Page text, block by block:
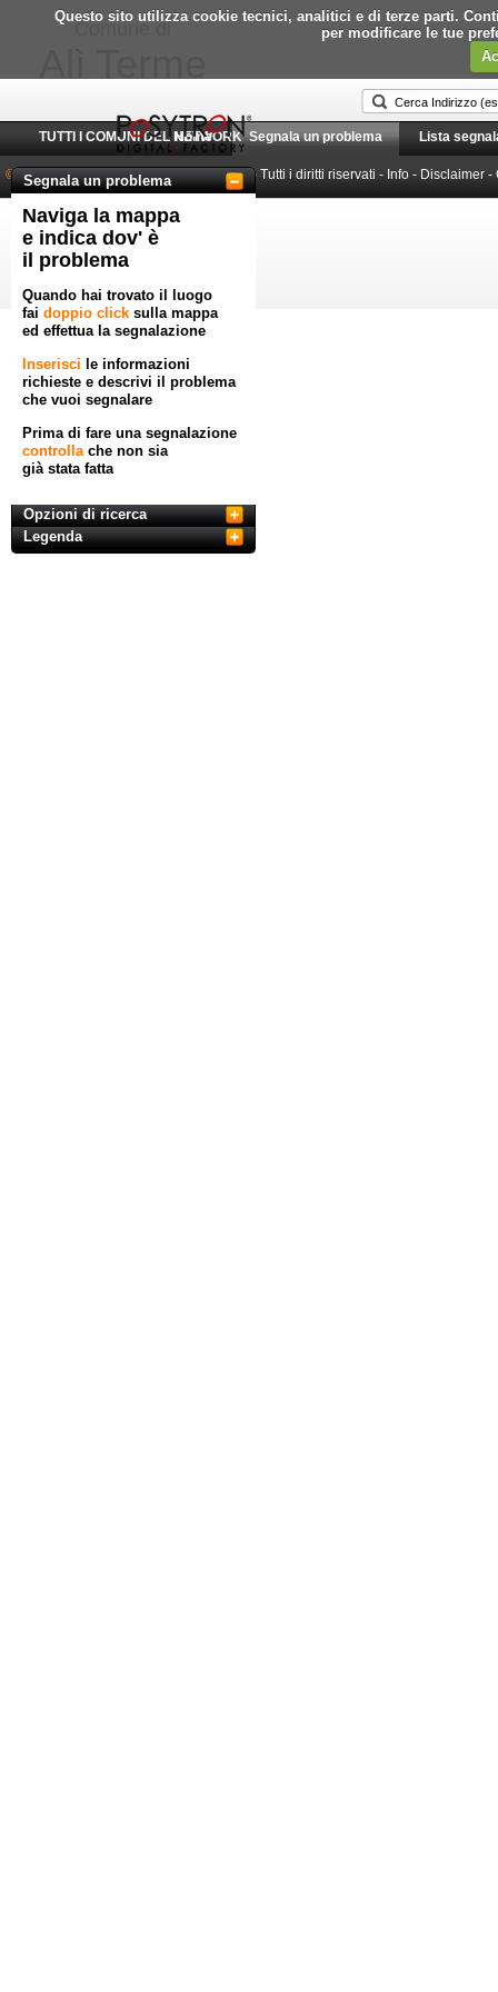
Questo sito utilizza cookie tecnici, analitici e di terze parti.
per modificare le tue
TUTTI I COMUNI DEL NETWORK
Home Segnala un problema Lista
Segnala un problema
Naviga la mappa
e indica dov' è
il problema
Quando hai trovato il luogo
fai doppio click sulla mappa
ed effettua la segnalazione
Inserisci le informazioni
richieste e descrivi il problema
che vuoi segnalare
Prima di fare una segnalazione
controllache non sia
già stata fatta
Opzioni di ricerca
Legenda
© 2010-2026 Posytron Engineering S.r.l.- Tutti i diritti riservati - Info - Disclaimer -
Powered by GeoWorkflow